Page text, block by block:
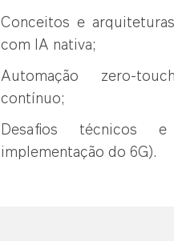
Conceitos e
com IA nativa;
Automação zero-
contínuo;
Desafios técnicos
implementação do 6G).